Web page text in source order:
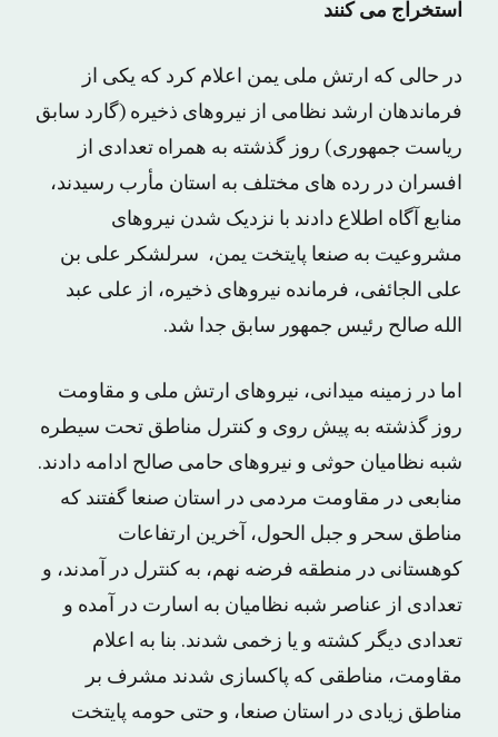
استخراج می کنند
در حالی که ارتش ملی یمن اعلام کرد که یکی از
فرماندهان ارشد نظامی از نیروهای ذخیره (گارد سابق
ریاست جمهوری) روز گذشته به همراه تعدادی از
افسران در رده های مختلف به استان مأرب رسیدند،
منابع آگاه اطلاع دادند با نزدیک شدن نیروهای
مشروعیت به صنعا پایتخت یمن، سرلشکر علی بن
علی الجائفی، فرمانده نیروهای ذخیره، از علی عبد
الله صالح رئیس جمهور سابق جدا شد.
اما در زمینه میدانی، نیروهای ارتش ملی و مقاومت
روز گذشته به پیش روی و کنترل مناطق تحت سیطره
شبه نظامیان حوثی و نیروهای حامی صالح ادامه دادند.
منابعی در مقاومت مردمی در استان صنعا گفتند که
مناطق سحر و جبل الحول، آخرین ارتفاعات
کوهستانی در منطقه فرضه نهم، به کنترل در آمدند، و
تعدادی از عناصر شبه نظامیان به اسارت در آمده و
تعدادی دیگر کشته و یا زخمی شدند. بنا به اعلام
مقاومت، مناطقی که پاکسازی شدند مشرف بر
مناطق زیادی در استان صنعا، و حتی حومه پایتخت